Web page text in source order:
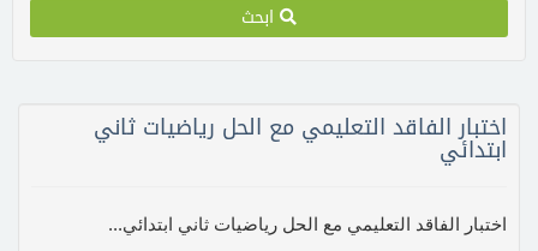
ابحث
اختبار الفاقد التعليمي مع الحل رياضيات ثاني
ابتدائي
اختبار الفاقد التعليمي مع الحل رياضيات ثاني ابتدائي...